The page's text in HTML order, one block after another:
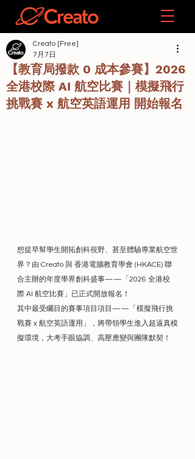
【教育局撥款 0 成本參賽】2026
全港校際 AI 航空比賽｜模擬飛行
挑戰賽 x 航空英語運用 開始報名
Creato [Free]
7月7日
想提早幫學生開拓創科視野、甚至體驗專業航空世
界？由 Creato 與 香港電腦教育學會 (HKACE) 聯
合主辦的年度學界創科盛事——「2026 全港校
際 AI 航空比賽」已正式開放報名！
其中最受矚目的賽事項目項目——「模擬飛行挑
戰賽 x 航空英語運用」，將帶領學生進入超逼真模
擬環境，大考手眼協調、高壓應變與團隊默契！